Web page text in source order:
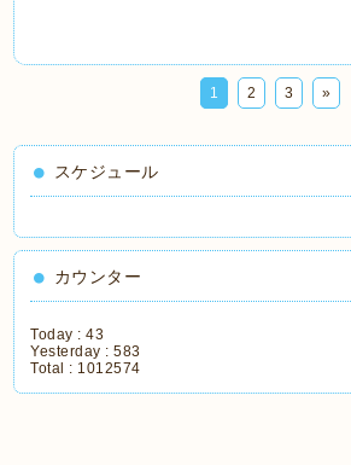
1 2 3 »
スケジュール
カウンター
Today :43
Yesterday :583
Total : 1012574